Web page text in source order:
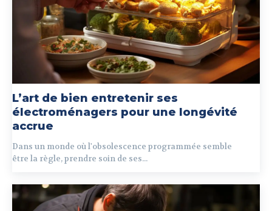
L’art de bien entretenir ses
électroménagers pour une longévité
accrue
Dans un monde où l'obsolescence programmée semble
être la règle, prendre soin de ses...